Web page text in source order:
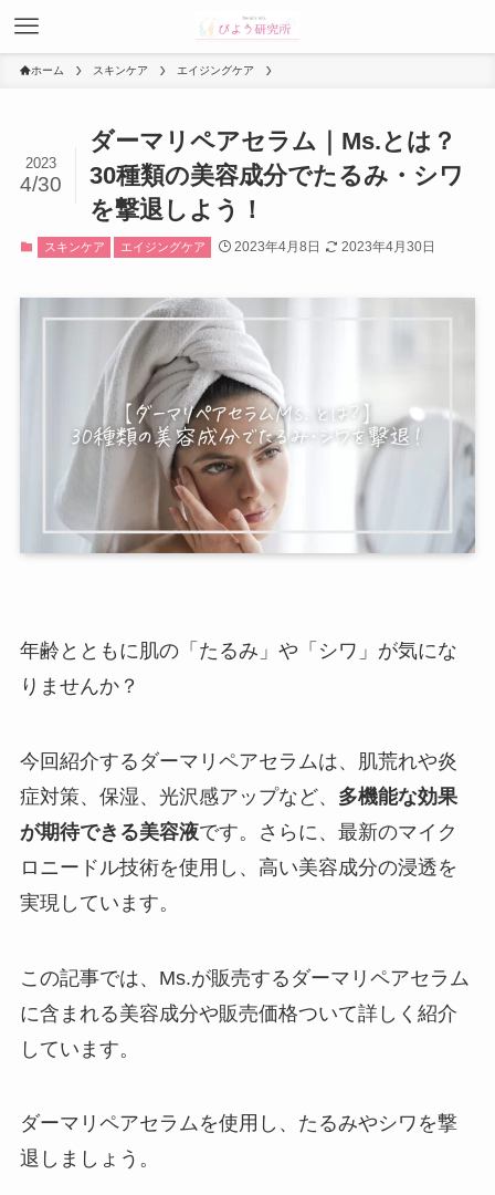
ホーム スキンケア エイジングケア
ダーマリペアセラム｜Ms.とは？
30種類の美容成分でたるみ・シワ
を撃退しよう！
2023
4/30
スキンケア エイジングケア 2023年4月8日 2023年4月30日
年齢とともに肌の「たるみ」や「シワ」が気にな
りませんか？
今回紹介するダーマリペアセラムは、肌荒れや炎
症対策、保湿、光沢感アップなど、 多機能な効果
が期待できる美容液です。さらに、最新のマイク
ロニードル技術を使用し、高い美容成分の浸透を
実現しています。
この記事では、Ms.が販売するダーマリペアセラム
に含まれる美容成分や販売価格ついて詳しく紹介
しています。
ダーマリペアセラムを使用し、たるみやシワを撃
退しましょう。